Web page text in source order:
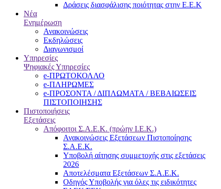
Δράσεις διασφάλισης ποιότητας στην Ε.Ε.Κ
Νέα
Ενημέρωση
Ανακοινώσεις
Εκδηλώσεις
Διαγωνισμοί
Υπηρεσίες
Ψηφιακές Υπηρεσίες
e-ΠΡΩΤΟΚΟΛΛΟ
e-ΠΛΗΡΩΜΕΣ
e-ΠΡΟΣΟΝΤΑ / ΔΙΠΛΩΜΑΤΑ / ΒΕΒΑΙΩΣΕΙΣ
ΠΙΣΤΟΠΟΙΗΣΗΣ
Πιστοποιήσεις
Εξετάσεις
Απόφοιτοι Σ.Α.Ε.Κ. (πρώην Ι.Ε.Κ.)
Ανακοινώσεις Εξετάσεων Πιστοποίησης
Σ.Α.Ε.Κ.
Υποβολή αίτησης συμμετοχής στις εξετάσεις
2026
Αποτελέσματα Εξετάσεων Σ.Α.Ε.Κ.
Οδηγός Υποβολής για όλες τις ειδικότητες